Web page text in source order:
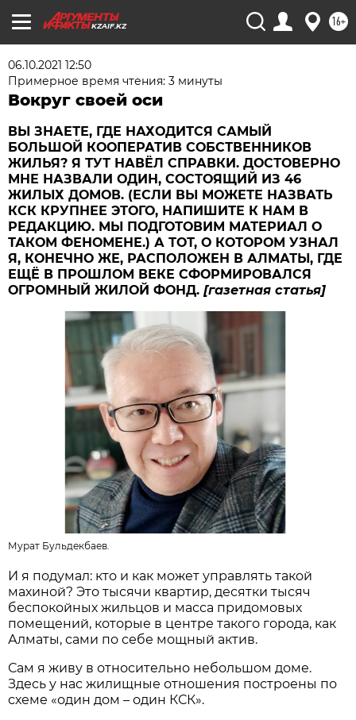
KZAIF.KZ 16+
06.10.2021 12:50
Примерное время чтения: 3 минуты
Вокруг своей оси
ВЫ ЗНАЕТЕ, ГДЕ НАХОДИТСЯ САМЫЙ
БОЛЬШОЙ КООПЕРАТИВ СОБСТВЕННИКОВ
ЖИЛЬЯ? Я ТУТ НАВЁЛ СПРАВКИ. ДОСТОВЕРНО
МНЕ НАЗВАЛИ ОДИН, СОСТОЯЩИЙ ИЗ 46
ЖИЛЫХ ДОМОВ. (ЕСЛИ ВЫ МОЖЕТЕ НАЗВАТЬ
КСК КРУПНЕЕ ЭТОГО, НАПИШИТЕ К НАМ В
РЕДАКЦИЮ. МЫ ПОДГОТОВИМ МАТЕРИАЛ О
ТАКОМ ФЕНОМЕНЕ.) А ТОТ, О КОТОРОМ УЗНАЛ
Я, КОНЕЧНО ЖЕ, РАСПОЛОЖЕН В АЛМАТЫ, ГДЕ
ЕЩЁ В ПРОШЛОМ ВЕКЕ СФОРМИРОВАЛСЯ
ОГРОМНЫЙ ЖИЛОЙ ФОНД.[газетная статья]
Мурат Бульдекбаев.
И я подумал: кто и как может управлять такой
махиной? Это тысячи квартир, десятки тысяч
беспокойных жильцов и масса придомовых
помещений, которые в центре такого города, как
Алматы, сами по себе мощный актив.
Сам я живу в относительно небольшом доме.
Здесь у нас жилищные отношения построены по
схеме «один дом – один КСК».